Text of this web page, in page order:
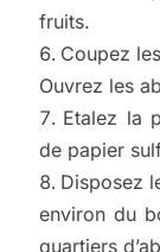
fruits.
Coupez
Ouvrez les
Etalez la
de papier
Disposez
environ du
quartiers